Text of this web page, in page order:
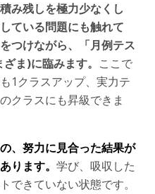
み残しを極力少なくし
ている問題にも触れて
つけながら、「月例テス
ま)に臨みます。 ここで
1クラスアップ、実力テ
クラスにも昇級できま
、努力に見合った結果が
ります。 学び、吸収した
できていない状態です。